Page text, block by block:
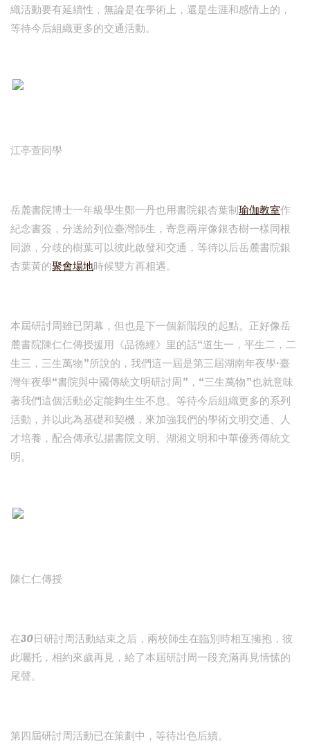
織活動要有延續性，無論是在學術上，還是生涯和感情上的，
等待今后組織更多的交通活動。
江亭萱同學
岳麓書院博士一年級學生鄭一丹也用書院銀杏葉制瑜伽教室作
紀念書簽，分送給列位臺灣師生，寄意兩岸像銀杏樹一樣同根
同源，分歧的樹葉可以彼此啟發和交通，等待以后岳麓書院銀
杏葉黃的聚會場地時候雙方再相遇。
本屆研討周雖已閉幕，但也是下一個新階段的起點。正好像岳
麓書院陳仁仁傳授援用《品德經》里的話“道生一，平生二，二
生三，三生萬物”所說的，我們這一屆是第三屆湖南年夜學·臺
灣年夜學“書院與中國傳統文明研討周”，“三生萬物”也就意味
著我們這個活動必定能夠生生不息。等待今后組織更多的系列
活動，并以此為基礎和契機，來加強我們的學術文明交通、人
才培養，配合傳承弘揚書院文明、湖湘文明和中華優秀傳統文
明。
陳仁仁傳授
在30日研討周活動結束之后，兩校師生在臨別時相互擁抱，彼
此囑托，相約來歲再見，給了本屆研討周一段充滿再見情愫的
尾聲。
第四屆研討周活動已在策劃中，等待出色后續。